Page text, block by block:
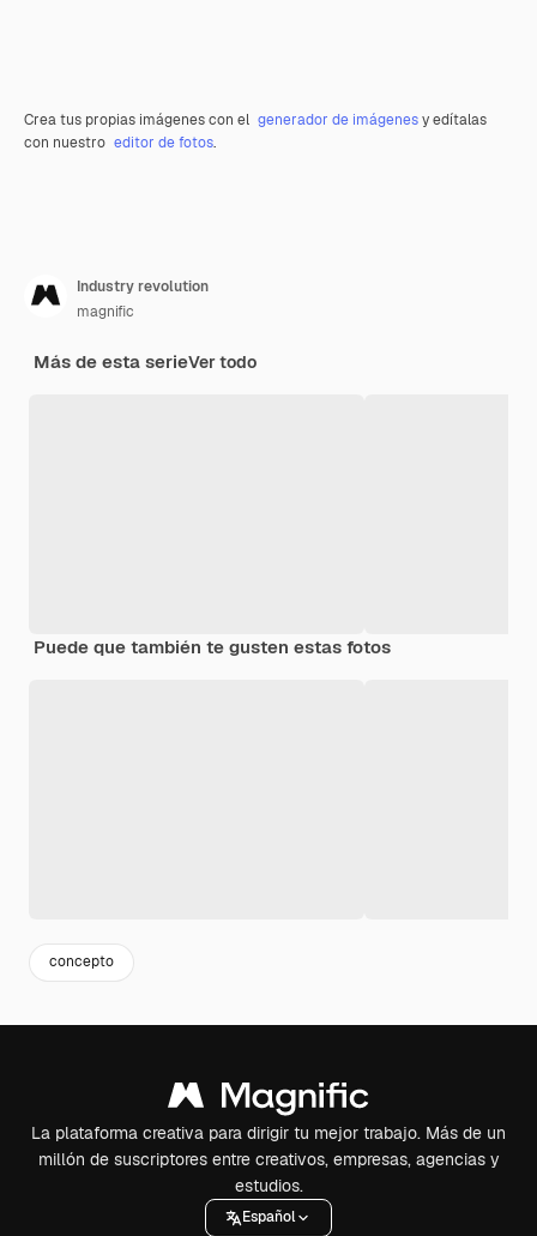
Crea tus propias imágenes con el generador de imágenesy edítalas
con nuestro editor de fotos.
Industry revolution
magnific
Más de esta serieVer todo
Puede que también te gusten estas fotos
concepto
La plataforma creativa para dirigir tu mejor trabajo. Más de un
millón de suscriptores entre creativos, empresas, agencias y
estudios.
Español